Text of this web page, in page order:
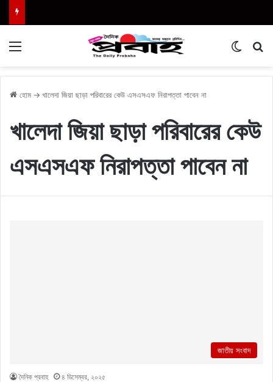
হোম → খালেদা জিয়া ছাড়া পরিবারের কেউ এসএসএফ নিরাপত্তা পাবেন না
খালেদা জিয়া ছাড়া পরিবারের কেউ
এসএসএফ নিরাপত্তা পাবেন না
জাতীয় সংবাদ
দৈনিক প্রবাহ ৪ ডিসেম্বর, ২০২৫